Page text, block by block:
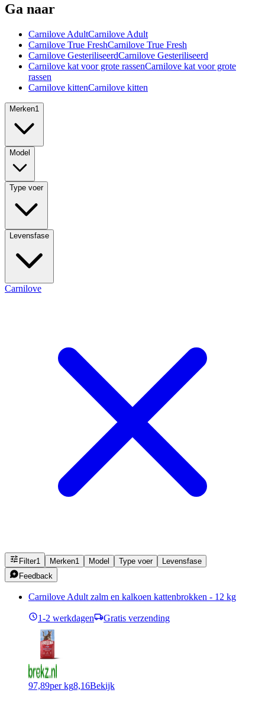
Ga naar
Carnilove AdultCarnilove Adult
Carnilove True FreshCarnilove True Fresh
Carnilove GesteriliseerdCarnilove Gesteriliseerd
Carnilove kat voor grote rassenCarnilove kat voor grote
rassen
Carnilove kittenCarnilove kitten
Merken1
Model
Type voer
Levensfase
Carnilove
Filter1 Merken1 Model Type voer
Levensfase
Feedback
Carnilove Adult zalm en kalkoen kattenbrokken - 12 kg
1-2 werkdagen Gratis verzending
97,89per kg8,16Bekijk